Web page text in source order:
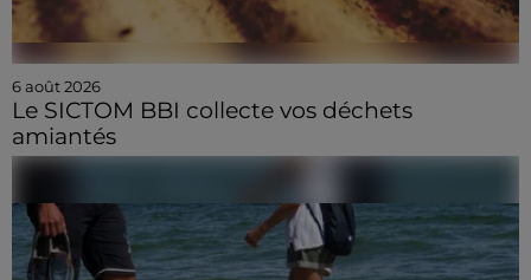
6 août 2026
Le SICTOM BBI collecte vos déchets
amiantés